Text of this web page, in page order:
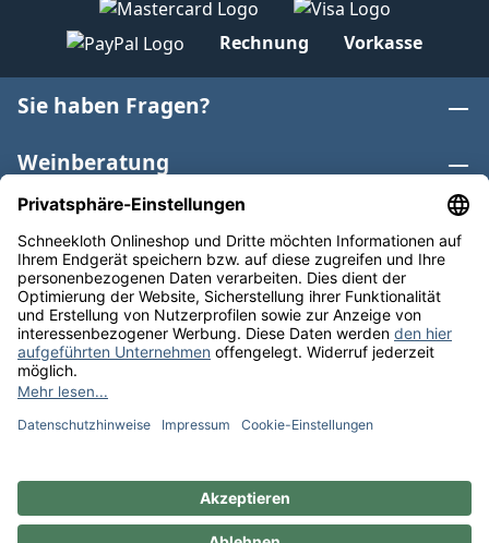
Rechnung Vorkasse
Sie haben Fragen?
Weinberatung
Informationen
Weinkategorien
Internationaler Wein
* Alle Preise inkl. gesetzl. Mehrwertsteuer zzgl.
anders angegeben. Bioprodukte im Bio-Kontrollverfahren
** Kostenfreie Lieferung ab 75 € Bestellwert in DE. Werktags